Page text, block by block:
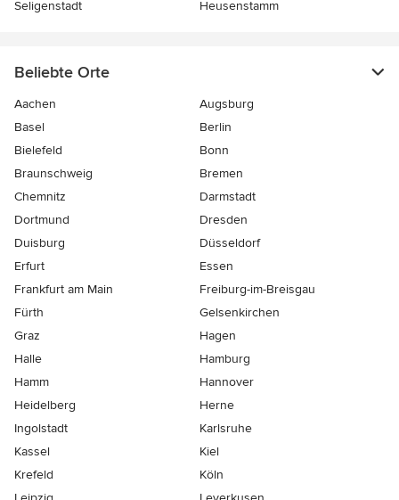
Seligenstadt Heusenstamm
Beliebte Orte
Aachen
Augsburg
Basel
Berlin
Bielefeld
Bonn
Braunschweig
Bremen
Chemnitz
Darmstadt
Dortmund
Dresden
Duisburg
Düsseldorf
Erfurt
Essen
Frankfurt am Main
Freiburg-im-Breisgau
Fürth
Gelsenkirchen
Graz
Hagen
Halle
Hamburg
Hamm
Hannover
Heidelberg
Herne
Ingolstadt
Karlsruhe
Kassel
Kiel
Krefeld
Köln